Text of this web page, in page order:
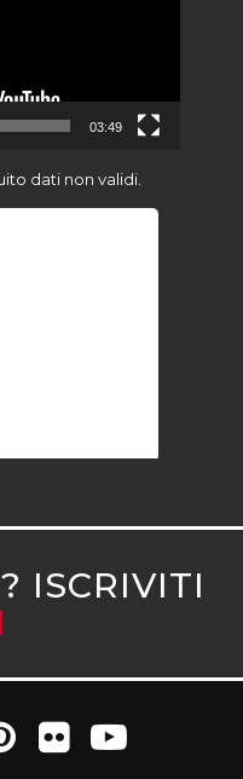
03:49
dati non validi.
ISCRIVITI